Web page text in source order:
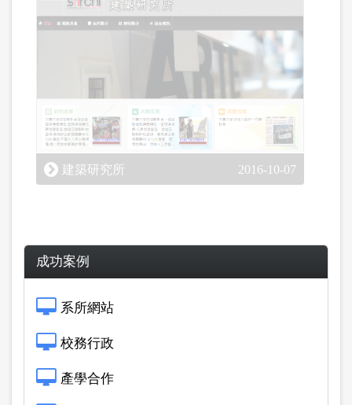
建築研究所 2016-10-07
成功案例
系所網站
校務行政
產學合作